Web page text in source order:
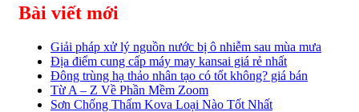
Bài viết mới
Giải pháp xử lý nguồn nước bị ô nhiễm sau mùa mưa
Địa điểm cung cấp máy may kansai giá rẻ nhất
Đông trùng hạ thảo nhân tạo có tốt không? giá bán
Từ A – Z Về Phần Mềm Zoom
Sơn Chống Thấm Kova Loại Nào Tốt Nhất